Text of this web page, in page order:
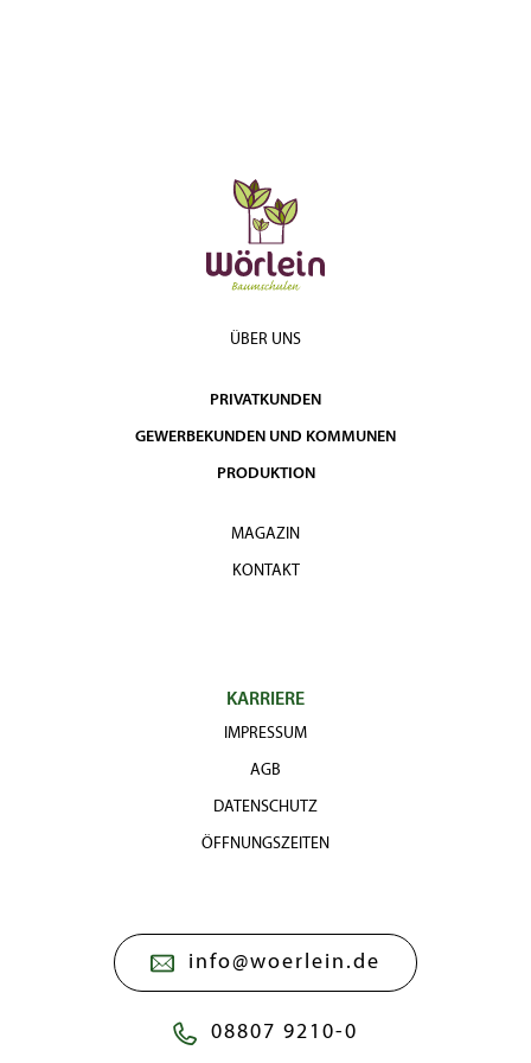
ÜBER UNS
PRIVATKUNDEN
GEWERBEKUNDEN UND KOMMUNEN
PRODUKTION
MAGAZIN
KONTAKT
KARRIERE
IMPRESSUM
AGB
DATENSCHUTZ
ÖFFNUNGSZEITEN
info@woerlein.de
08807 9210-0